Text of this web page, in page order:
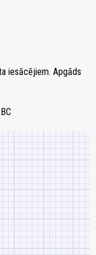
iesācējiem. Apgāds